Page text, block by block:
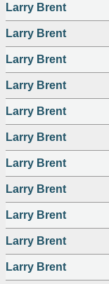
Larry Brent
Larry Brent
Larry Brent
Larry Brent
Larry Brent
Larry Brent
Larry Brent
Larry Brent
Larry Brent
Larry Brent
Larry Brent